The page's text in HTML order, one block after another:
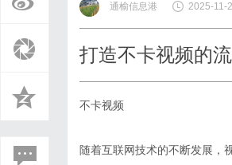
›
通榆信息港 2025-11-
打造不卡视频的
不卡视频
随着互联网技术的不断发展，